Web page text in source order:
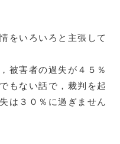
をいろいろと主張して
被害者の過失が４５％
もない話で，裁判を起
は３０％に過ぎません